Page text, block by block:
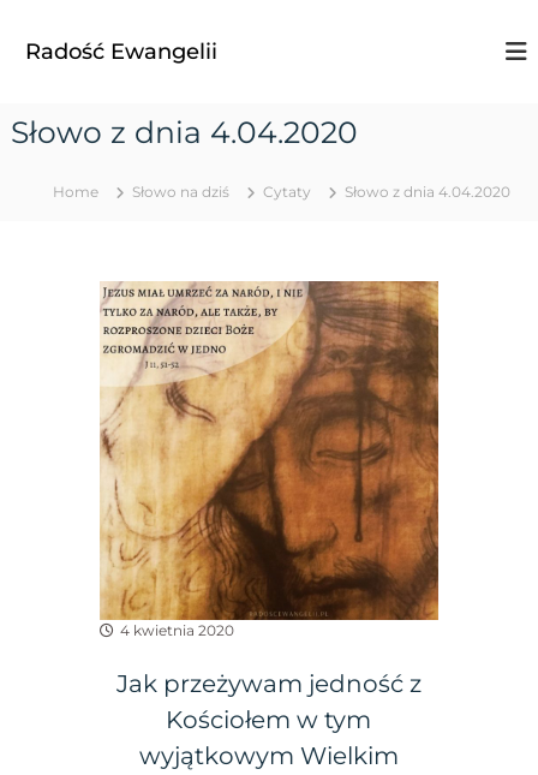
Radość Ewangelii
Słowo z dnia 4.04.2020
Home Słowo na dziś Cytaty Słowo z dnia 4.04.2020
4 kwietnia 2020
Jak przeżywam jedność z
Kościołem w tym
wyjątkowym Wielkim